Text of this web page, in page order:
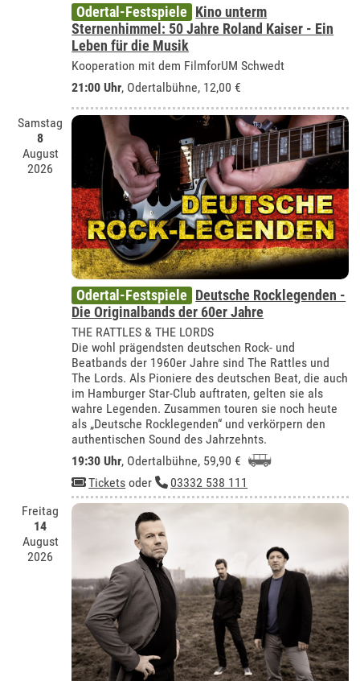
Odertal-Festspiele Kino unterm
Sternenhimmel: 50 Jahre Roland Kaiser - Ein
Leben für die Musik
Kooperation mit dem FilmforUM Schwedt
21:00 Uhr, Odertalbühne, 12,00 €
Samstag
8
August
2026
Odertal-Festspiele Deutsche Rocklegenden -
Die Originalbands der 60er Jahre
THE RATTLES & THE LORDS
Die wohl prägendsten deutschen Rock- und
Beatbands der 1960er Jahre sind The Rattles und
The Lords. Als Pioniere des deutschen Beat, die auch
im Hamburger Star-Club auftraten, gelten sie als
wahre Legenden. Zusammen touren sie noch heute
als „Deutsche Rocklegenden“ und verkörpern den
authentischen Sound des Jahrzehnts.
19:30 Uhr, Odertalbühne, 59,90 €
Tickets oder
03332 538 111
Freitag
14
August
2026